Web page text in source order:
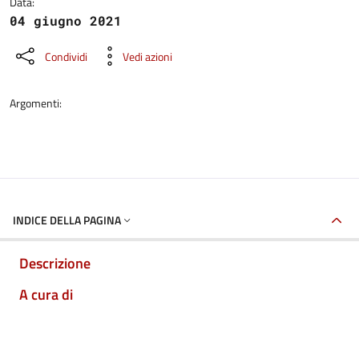
04 giugno 2021
Condividi Vedi azioni
Argomenti:
INDICE DELLA PAGINA
Descrizione
A cura di